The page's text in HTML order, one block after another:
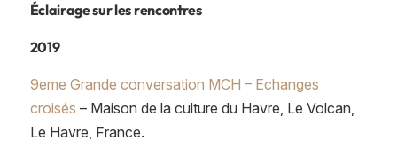
Éclairage surles rencontres
2019
9eme Grande conversation MCH – Echanges
croisés – Maison de la culture du Havre, Le Volcan,
Le Havre, France.